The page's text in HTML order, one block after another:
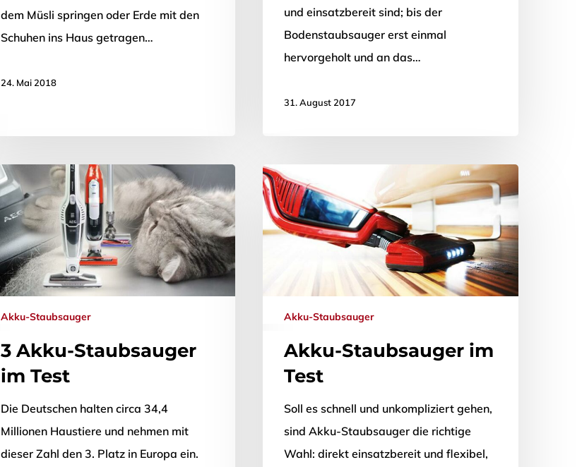
dem Müsli springen oder Erde mit den
Schuhen ins Haus getragen…
24. Mai 2018
und einsatzbereit sind; bis der
Bodenstaubsauger erst einmal
hervorgeholt und an das…
31. August 2017
Akku-Staubsauger
3 Akku-Staubsauger
im Test
Die Deutschen halten circa 34,4
Millionen Haustiere und nehmen mit
dieser Zahl den 3. Platz in Europa ein.
Akku-Staubsauger
Akku-Staubsauger im
Test
Soll es schnell und unkompliziert gehen,
sind Akku-Staubsauger die richtige
Wahl: direkt einsatzbereit und flexibel,